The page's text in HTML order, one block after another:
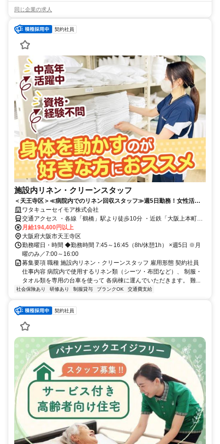
同じ企業の求人
契約社員
施設内リネン・クリーンスタッフ
＜天王寺区＞≪病院内でのリネン回収スタッフ≫週5日勤務！女性活躍
中♪ワタキューセイモア株式会社
交通アクセス ・各線「鶴橋」駅より徒歩10分 ・近鉄「大阪上本町」
駅より徒歩10分
月給194,400円以上
大阪府大阪市天王寺区
勤務曜日・時間 ◆勤務時間 7:45～16:45（8h/休憩1h） ×週5日 ※月
曜のみ／7:00～16:00
募集要項 職種 施設内リネン・クリーンスタッフ 雇用形態 契約社員
仕事内容 病院内で使用するリネン類（シーツ・布団など）、 制服・
タオル類を専用の台車を使って 各病棟に運んでいただきます。 難...
社会保険あり 研修あり 制服貸与 ブランクOK 交通費支給
契約社員